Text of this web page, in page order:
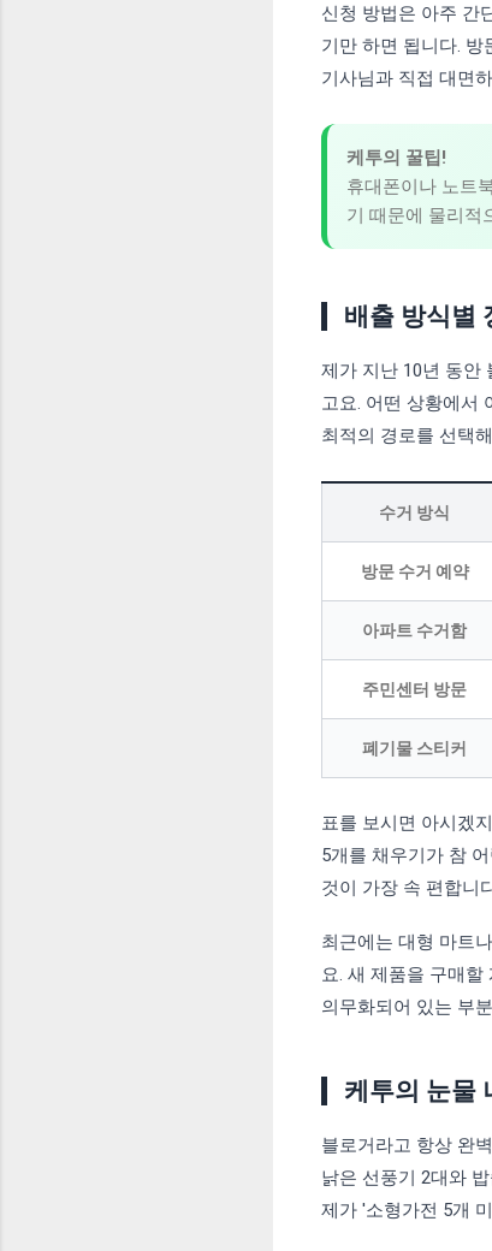
신청 방법은 아주 간
기만 하면 됩니다. 방
기사님과 직접 대면
케투의 꿀팁!
휴대폰이나 노트
기 때문에 물리적
배출 방식별
제가 지난 10년 동안
고요. 어떤 상황에서
최적의 경로를 선택
수거 방식
방문 수거 예약
아파트 수거함
주민센터 방문
폐기물 스티커
표를 보시면 아시겠
5개를 채우기가 참
것이 가장 속 편합니
최근에는 대형 마트
요. 새 제품을 구매
의무화되어 있는 부
케투의 눈물
블로거라고 항상 완
낡은 선풍기 2대와
제가 '소형가전 5개